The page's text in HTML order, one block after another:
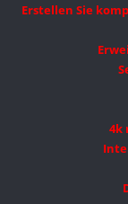
Erstellen Sie
4k